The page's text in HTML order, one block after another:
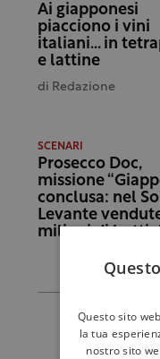
Ai giapponesi
piacciono i vini
italiani… in
e lattine
di Redazione
SCENARI
Prosecco Doc,
missione
conclusa: nel
Levante
milioni di
Questo sito
la tua
nostro sito